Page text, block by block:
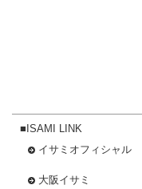
■ISAMI LINK
イサミオフィシャル
大阪イサミ